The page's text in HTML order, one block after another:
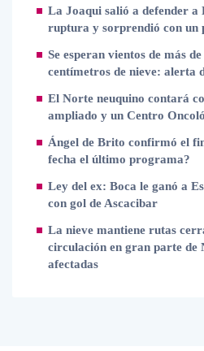
La Joaqui salió a defender a
ruptura y sorprendió con un
Se esperan vientos de más
centímetros de nieve: alerta
El Norte neuquino contará
ampliado y un Centro
Ángel de Brito confirmó el
fecha el último programa?
Ley del ex: Boca le ganó a
con gol de Ascacibar
La nieve mantiene rutas
circulación en gran parte de
afectadas